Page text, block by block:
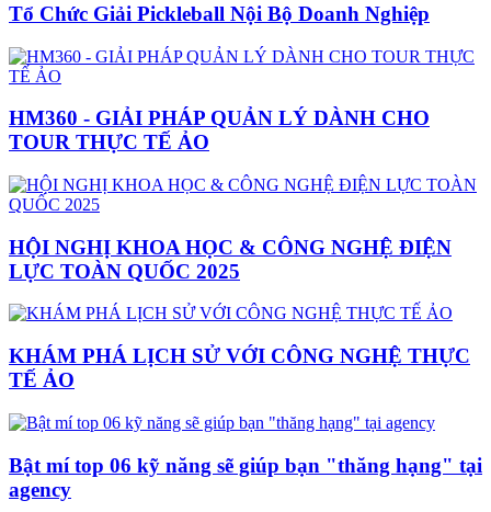
Tổ Chức Giải Pickleball Nội Bộ Doanh Nghiệp
HM360 - GIẢI PHÁP QUẢN LÝ DÀNH CHO
TOUR THỰC TẾ ẢO
HỘI NGHỊ KHOA HỌC & CÔNG NGHỆ ĐIỆN
LỰC TOÀN QUỐC 2025
KHÁM PHÁ LỊCH SỬ VỚI CÔNG NGHỆ THỰC
TẾ ẢO
Bật mí top 06 kỹ năng sẽ giúp bạn "thăng hạng" tại
agency